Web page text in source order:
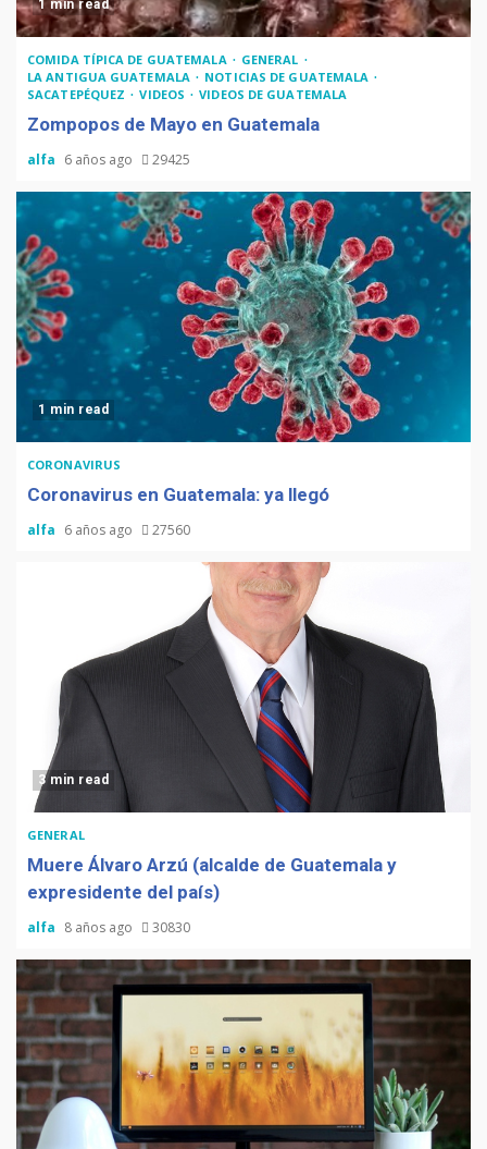
1 min read
COMIDA TÍPICA DE GUATEMALA
GENERAL
LA ANTIGUA GUATEMALA
NOTICIAS DE GUATEMALA
SACATEPÉQUEZ
VIDEOS VIDEOS DE GUATEMALA
Zompopos de Mayo en Guatemala
alfa 6 años ago 29425
1 min read
CORONAVIRUS
Coronavirus en Guatemala: ya llegó
alfa 6 años ago 27560
3 min read
GENERAL
Muere Álvaro Arzú (alcalde de Guatemala y
expresidente del país)
alfa 8 años ago 30830